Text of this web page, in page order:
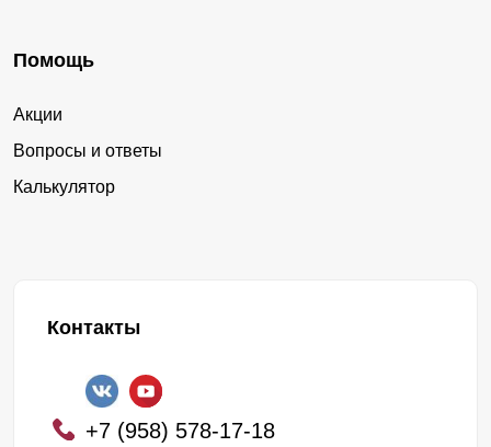
Помощь
Акции
Вопросы и ответы
Калькулятор
Контакты
+7 (958) 578-17-18